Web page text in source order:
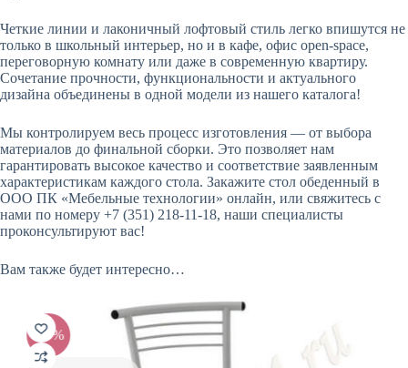
Четкие линии и лаконичный лофтовый стиль легко впишутся не
только в школьный интерьер, но и в кафе, офис open-space,
переговорную комнату или даже в современную квартиру.
Сочетание прочности, функциональности и актуального
дизайна объединены в одной модели из нашего каталога!
Мы контролируем весь процесс изготовления — от выбора
материалов до финальной сборки. Это позволяет нам
гарантировать высокое качество и соответствие заявленным
характеристикам каждого стола. Закажите стол обеденный в
ООО ПК «Мебельные технологии» онлайн, или свяжитесь с
нами по номеру +7 (351) 218-11-18, наши специалисты
проконсультируют вас!
Вам также будет интересно…
-20%